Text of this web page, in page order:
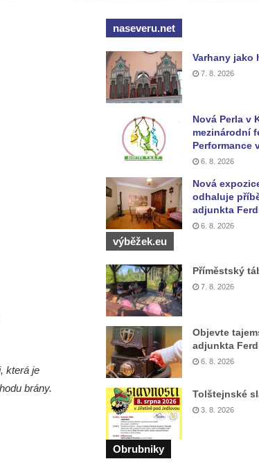
která je
brány.
naseveru.net
Varhany jako
7. 8. 2026
Nová Perla v
mezinárodní
Performance
6. 8. 2026
Nová
odhaluje
adjunkta
6. 8. 2026
výběžek.eu
Příměstský
7. 8. 2026
Objevte
adjunkta
6. 8. 2026
Tolštejnské
3. 8. 2026
Obrubniky